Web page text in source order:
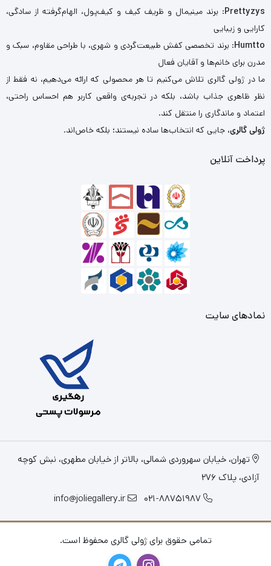
Prettyzys: برند مینیمال و ظریف کیف و کیف‌پول، الهام‌گرفته از سادگی،
کارایی و زیبایی
Humtto: برند تخصصی کفش طبیعت‌گردی و شهری، با طراحی مقاوم، سبک و
مدرن برای خانم‌ها و آقایان فعال
ما در ژولی گالری تلاش می‌کنیم تا هر محصولی که ارائه می‌دهیم، نه فقط از
نظر ظاهری جذاب باشد، بلکه در تجربه‌ی واقعی کاربر هم احساس راحتی،
اعتماد و ماندگاری را منتقل کند.
ژولی گالری، جایی که انتخاب‌ها ساده نیستند؛ بلکه خاص‌اند.
پرداخت آنلاین
نمادهای سایت
تهران، خیابان سهروردی شمالی، بالاتر از خیابان مطهری، نبش کوچه
آزادی، پلاک 276
021-88751987
info@joliegallery.ir
تمامی حقوق برای ژولی گالری محفوظ است.